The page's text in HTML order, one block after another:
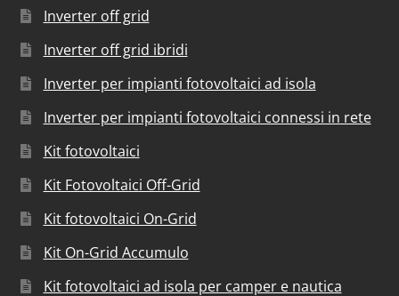
Inverter off grid
Inverter off grid ibridi
Inverter per impianti fotovoltaici ad isola
Inverter per impianti fotovoltaici connessi in rete
Kit fotovoltaici
Kit Fotovoltaici Off-Grid
Kit fotovoltaici On-Grid
Kit On-Grid Accumulo
Kit fotovoltaici ad isola per camper e nautica